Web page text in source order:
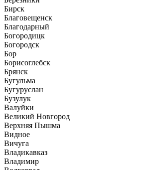
Бирск
Благовещенск
Благодарный
Богородицк
Богородск
Бор
Борисоглебск
Брянск
Бугульма
Бугуруслан
Бузулук
Валуйки
Великий Новгород
Верхняя Пышма
Видное
Вичуга
Владикавказ
Владимир